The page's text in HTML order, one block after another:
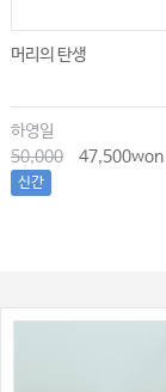
머리의 탄생
하영일
50,000
47,500won
신간